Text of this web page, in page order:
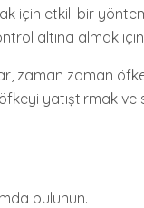
için etkili bir
altına almak için
zaman zaman
yatıştırmak
bulunun.